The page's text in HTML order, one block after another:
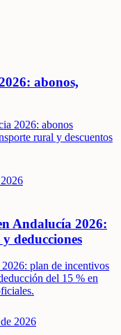
abonos,
2026: abonos
rural y descuentos
Andalucía 2026:
deducciones
plan de incentivos
del 15 % en
2026